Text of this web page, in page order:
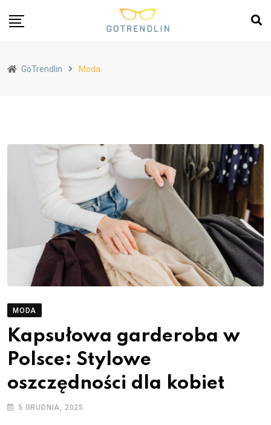
GoTrendlin Moda
MODA
Kapsułowa garderoba w
Polsce: Stylowe
oszczędności dla kobiet
5 GRUDNIA, 2025